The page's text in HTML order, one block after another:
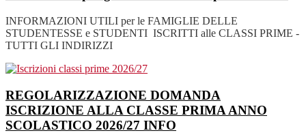
INFORMAZIONI UTILI per le FAMIGLIE DELLE
STUDENTESSE e STUDENTI ISCRITTI alle CLASSI PRIME -
TUTTI GLI INDIRIZZI
REGOLARIZZAZIONE DOMANDA
ISCRIZIONE ALLA CLASSE PRIMA ANNO
SCOLASTICO 2026/27 INFO